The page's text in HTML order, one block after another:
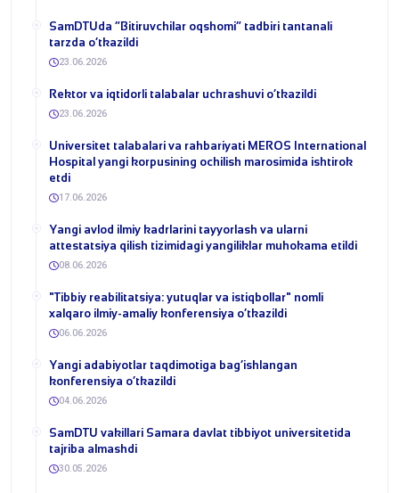
​SamDTUda “Bitiruvchilar oqshomi” tadbiri tantanali
tarzda o‘tkazildi
23.06.2026
​Rektor va iqtidorli talabalar uchrashuvi o‘tkazildi
23.06.2026
Universitet talabalari va rahbariyati MEROS International
Hospital yangi korpusining ochilish marosimida ishtirok
etdi
17.06.2026
Yangi avlod ilmiy kadrlarini tayyorlash va ularni
attestatsiya qilish tizimidagi yangiliklar muhokama etildi
08.06.2026
​"Tibbiy reabilitatsiya: yutuqlar va istiqbollar" nomli
xalqaro ilmiy-amaliy konferensiya o‘tkazildi
06.06.2026
​Yangi adabiyotlar taqdimotiga bag‘ishlangan
konferensiya o‘tkazildi
04.06.2026
SamDTU vakillari Samara davlat tibbiyot universitetida
tajriba almashdi
30.05.2026